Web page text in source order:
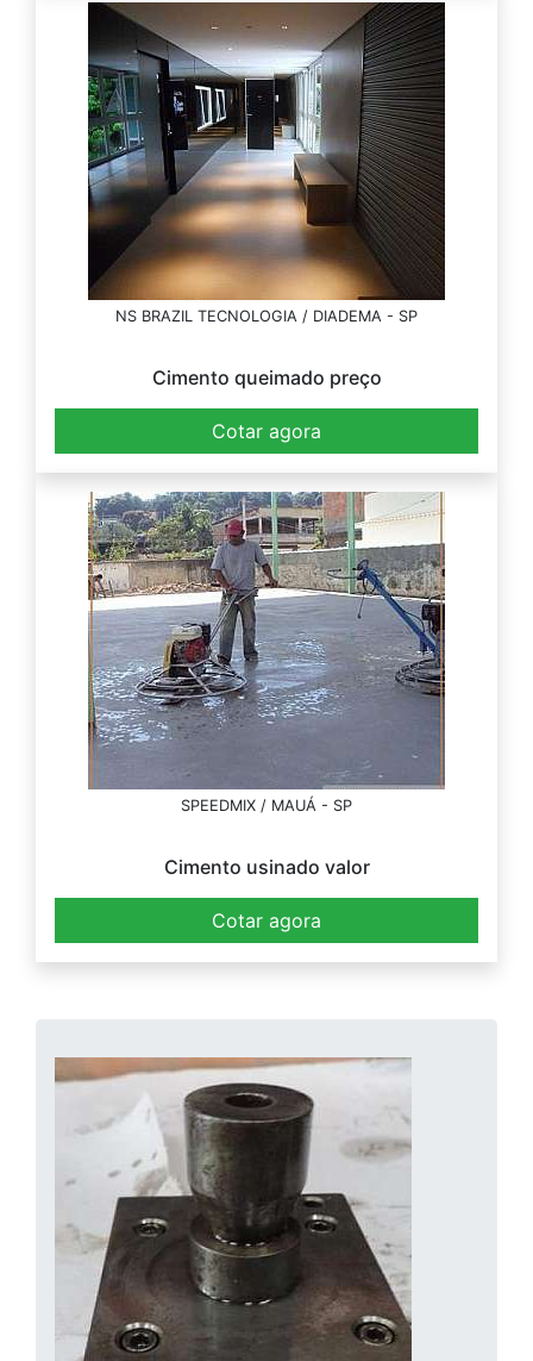
NS BRAZIL TECNOLOGIA / DIADEMA - SP
Cimento queimado preço
Cotar agora
SPEEDMIX / MAUÁ - SP
Cimento usinado valor
Cotar agora